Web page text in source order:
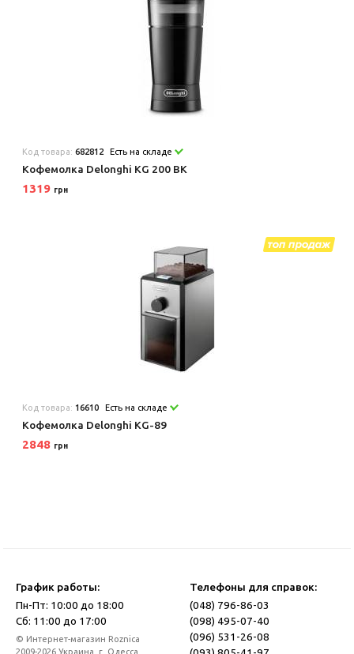
Код товара:682812 Есть на складе
Кофемолка Delonghi KG 200 BK
1319 грн
Код товара: 16610 Есть на складе
Кофемолка Delonghi KG-89
2848 грн
График работы:
Пн-Пт: 10:00 до 18:00
Сб: 11:00 до 17:00
© Интернет-магазин Roznica
2009-2026 Украина, г. Одесса
Телефоны для справок:
(048) 796-86-03
(098) 495-07-40
(096) 531-26-08